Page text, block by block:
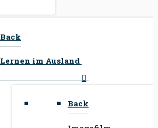
Back
Lernen im Ausland
Back